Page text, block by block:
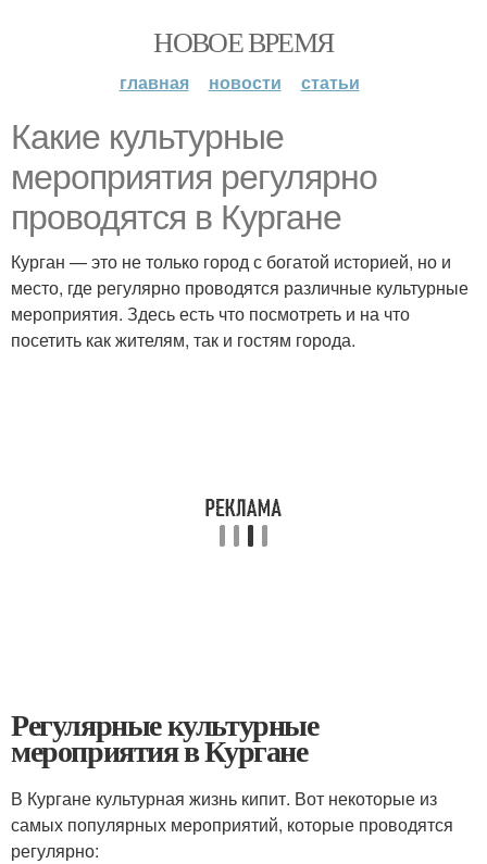
НОВОЕ ВРЕМЯ
главная новости статьи
Какие культурные
мероприятия регулярно
проводятся в Кургане
Курган — это не только город с богатой историей, но и
место, где регулярно проводятся различные культурные
мероприятия. Здесь есть что посмотреть и на что
посетить как жителям, так и гостям города.
Регулярные культурные
мероприятия в Кургане
В Кургане культурная жизнь кипит. Вот некоторые из
самых популярных мероприятий, которые проводятся
регулярно: